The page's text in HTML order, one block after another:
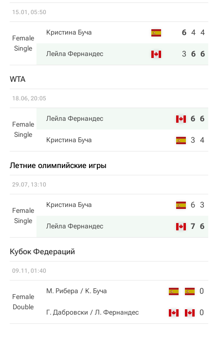
15.01, 05:50
Female
Single
Кристина Буча 6 4 4
Лейла Фернандес 3 6 6
WTA
18.06, 20:05
Female
Single
Лейла Фернандес 6 6
Кристина Буча 3 4
Летние олимпийские игры
29.07, 13:10
Female
Single
Кристина Буча 6 3
Лейла Фернандес 7 6
Кубок Федераций
09.11, 01:40
Female
Double
М. Рибера К. Буча 0
Г. Дабровски Л. Фернандес 0